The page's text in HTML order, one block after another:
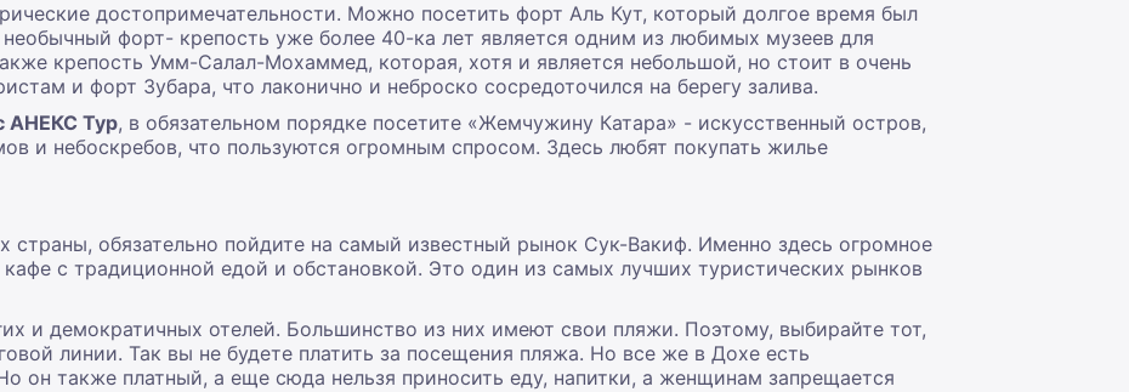
достопримечательности. Можно посетить форт Аль Кут, который долгое время был
форт- крепость уже более 40-ка лет является одним из любимых музеев для
крепость Умм-Салал-Мохаммед, которая, хотя и является небольшой, но стоит в очень
и форт Зубара, что лаконично и неброско сосредоточился на берегу залива.
АНЕКС Тур, в обязательном порядке посетите «Жемчужину Катара» - искусственный остров,
и небоскребов, что пользуются огромным спросом. Здесь любят покупать жилье
страны, обязательно пойдите на самый известный рынок Сук-Вакиф. Именно здесь огромное
кафе с традиционной едой и обстановкой. Это один из самых лучших туристических рынков
и демократичных отелей. Большинство из них имеют свои пляжи. Поэтому, выбирайте тот,
линии. Так вы не будете платить за посещения пляжа. Но все же в Дохе есть
он также платный, а еще сюда нельзя приносить еду, напитки, а женщинам запрещается